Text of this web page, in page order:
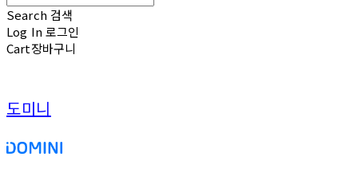
Search 검색
Log In로그인
Cart장바구니
도미니